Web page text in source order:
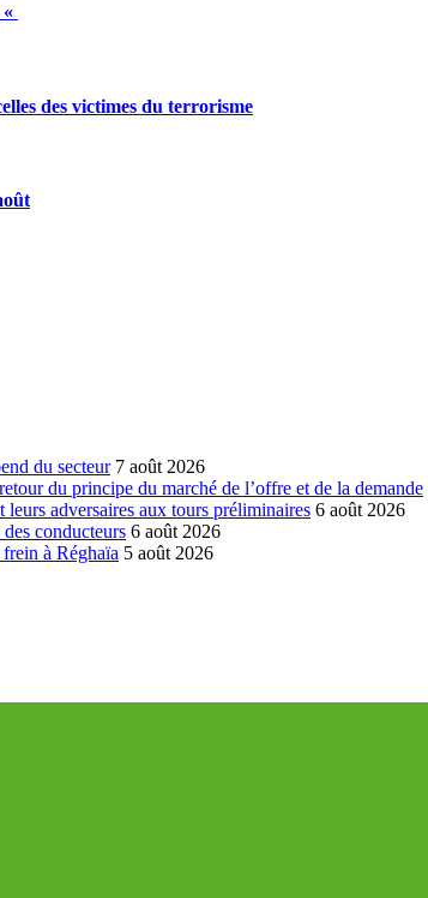
des victimes du terrorisme
du secteur 7 août 2026
du principe du marché de l’offre et de la demande
adversaires aux tours préliminaires 6 août 2026
conducteurs 6 août 2026
à Réghaïa 5 août 2026